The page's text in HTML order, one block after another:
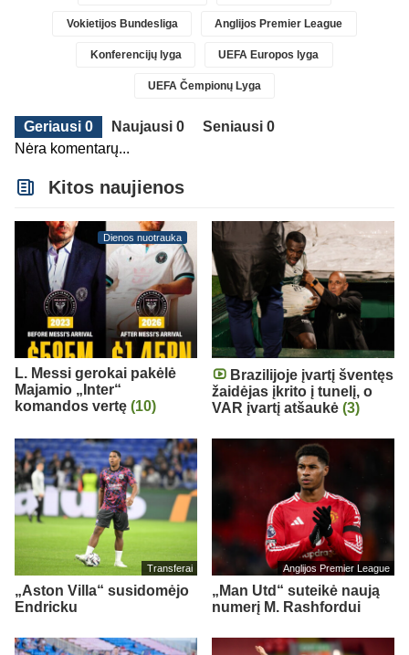
Vokietijos Bundesliga Anglijos Premier League
Konferencijų lyga UEFA Europos lyga
UEFA Čempionų Lyga
Geriausi 0 Naujausi 0
Seniausi 0
Nėra komentarų...
Kitos naujienos
Dienos nuotrauka
L. Messi gerokai pakėlė
Majamio „Inter“
komandos vertę (10)
Brazilijoje įvartį šventęs
žaidėjas įkrito į tunelį, o
VAR įvartį atšaukė (3)
Transferai
„Aston Villa“ susidomėjo
Endricku
Anglijos Premier League
„Man Utd“ suteikė naują
numerį M. Rashfordui